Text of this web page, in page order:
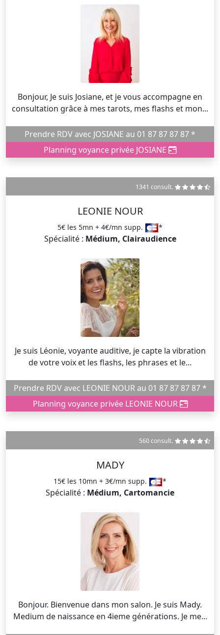
Bonjour, Je suis Josiane, et je vous accompagne en
consultation grâce à mes tarots, mes flashs et mon...
Prendre RDV avec JOSIANE au 01 87 87 87 87 *
Planning voyance privée JOSIANE
1341 consult.
LEONIE NOUR
5€ les 5mn + 4€/mn supp. *
Spécialité : Médium, Clairaudience
Je suis Léonie, voyante auditive, je capte la vibration
de votre voix et les flashs, les phrases et le...
Prendre RDV avec LEONIE NOUR au 01 87 87 87 87 *
Planning voyance privée LEONIE NOUR
560 consult.
MADY
15€ les 10mn + 3€/mn supp. *
Spécialité : Médium, Cartomancie
Bonjour. Bienvenue dans mon salon. Je suis Mady.
Medium de naissance en 4ieme générations. Je me...